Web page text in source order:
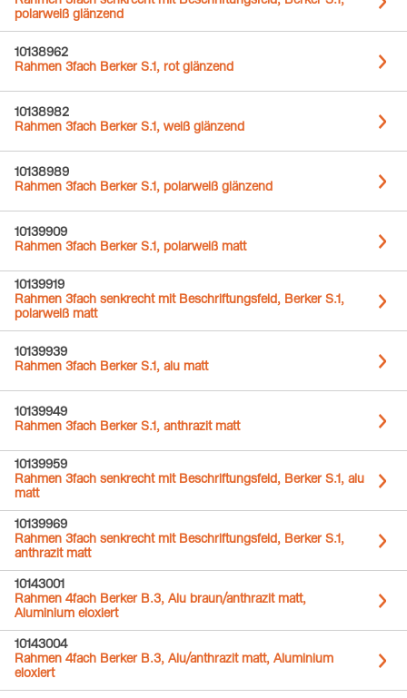
polarweiß glänzend
10138962
Rahmen 3fach Berker S.1, rot glänzend
10138982
Rahmen 3fach Berker S.1, weiß glänzend
10138989
Rahmen 3fach Berker S.1, polarweiß glänzend
10139909
Rahmen 3fach Berker S.1, polarweiß matt
10139919
Rahmen 3fach senkrecht mit Beschriftungsfeld, Berker S.1,
polarweiß matt
10139939
Rahmen 3fach Berker S.1, alu matt
10139949
Rahmen 3fach Berker S.1, anthrazit matt
10139959
Rahmen 3fach senkrecht mit Beschriftungsfeld, Berker S.1, alu
matt
10139969
Rahmen 3fach senkrecht mit Beschriftungsfeld, Berker S.1,
anthrazit matt
10143001
Rahmen 4fach Berker B.3, Alu braun/anthrazit matt,
Aluminium eloxiert
10143004
Rahmen 4fach Berker B.3, Alu/anthrazit matt, Aluminium
eloxiert